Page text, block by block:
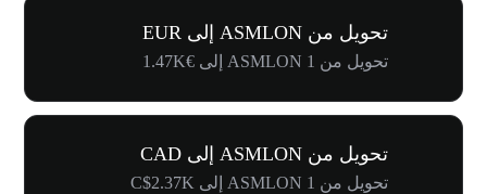
تحويل من ASMLON إلى EUR
تحويل من 1 ASMLON إلى €1.47K
تحويل من ASMLON إلى CAD
تحويل من 1 ASMLON إلى C$2.37K